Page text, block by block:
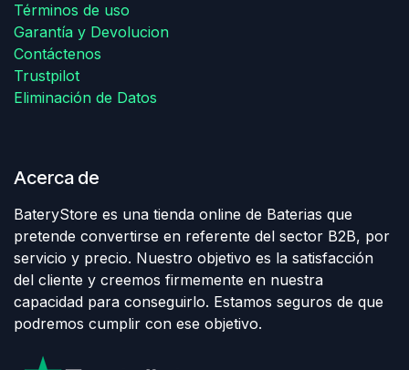
Términos de uso
Garantía y Devolucion
Contáctenos
Trustpilot
Eliminación de Datos
Acerca de
BateryStore es una tienda online de Baterias que
pretende convertirse en referente del sector B2B, por
servicio y precio. Nuestro objetivo es la satisfacción
del cliente y creemos firmemente en nuestra
capacidad para conseguirlo. Estamos seguros de que
podremos cumplir con ese objetivo.